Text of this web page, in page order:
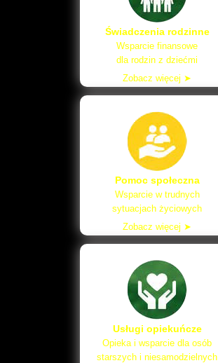
Świadczenia rodzinne
Wsparcie finansowe
dla rodzin z dziećmi
Zobacz więcej ➤
Pomoc społeczna
Wsparcie w trudnych
sytuacjach życiowych
Zobacz więcej ➤
Usługi opiekuńcze
Opieka i wsparcie dla osób
starszych i niesamodzielnych